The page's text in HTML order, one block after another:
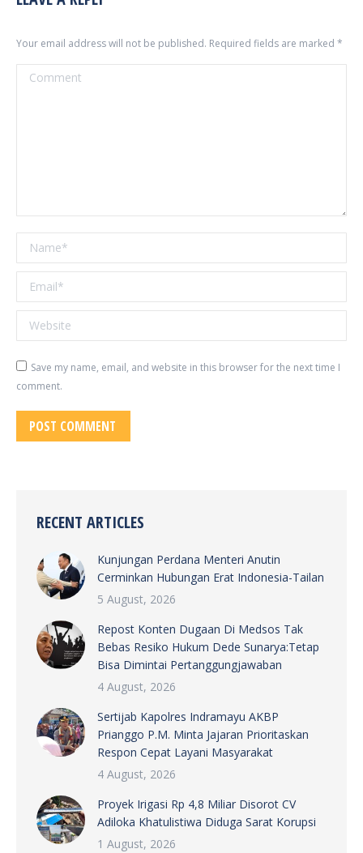
Your email address will not be published. Required fields are marked *
Comment
Name *
Email *
Website
Save my name, email, and website in this browser for the next time I
comment.
POST COMMENT
RECENT ARTICLES
Kunjungan Perdana Menteri Anutin
Cerminkan Hubungan Erat Indonesia-Tailan
5 August, 2026
Repost Konten Dugaan Di Medsos Tak
Bebas Resiko Hukum Dede Sunarya:Tetap
Bisa Dimintai Pertanggungjawaban
4 August, 2026
Sertijab Kapolres Indramayu AKBP
Prianggo P.M. Minta Jajaran Prioritaskan
Respon Cepat Layani Masyarakat
4 August, 2026
Proyek Irigasi Rp 4,8 Miliar Disorot CV
Adiloka Khatulistiwa Diduga Sarat Korupsi
1 August, 2026